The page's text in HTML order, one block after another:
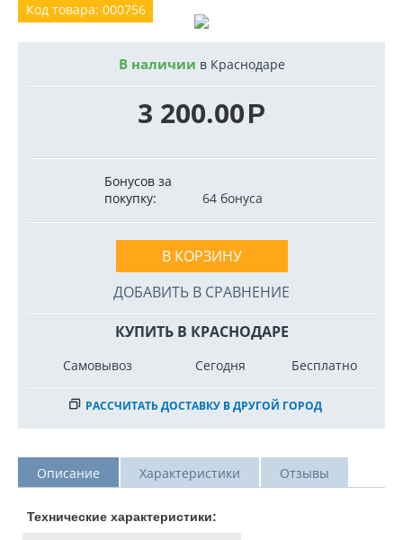
Код товара: 000756
В наличии в Краснодаре
3 200.00Р
Бонусов за
покупку:
64 бонуса
В КОРЗИНУ
ДОБАВИТЬ В СРАВНЕНИЕ
КУПИТЬ В КРАСНОДАРЕ
Самовывоз Сегодня Бесплатно
РАССЧИТАТЬ ДОСТАВКУ В ДРУГОЙ ГОРОД
Описание Характеристики Отзывы
Технические характеристики: